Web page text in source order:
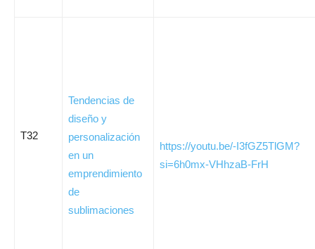
T32
Tendencias de
diseño y
personalización
en un
emprendimiento
de
sublimaciones
https://youtu.be/-I3fGZ5TlGM?
si=6h0mx-VHhzaB-FrH